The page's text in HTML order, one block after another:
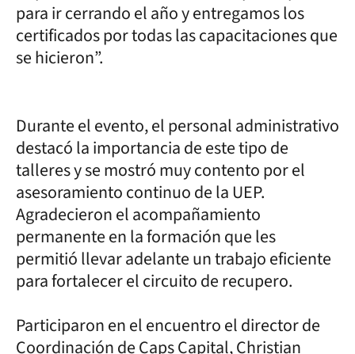
para ir cerrando el año y entregamos los
certificados por todas las capacitaciones que
se hicieron”.
Durante el evento, el personal administrativo
destacó la importancia de este tipo de
talleres y se mostró muy contento por el
asesoramiento continuo de la UEP.
Agradecieron el acompañamiento
permanente en la formación que les
permitió llevar adelante un trabajo eficiente
para fortalecer el circuito de recupero.
Participaron en el encuentro el director de
Coordinación de Caps Capital, Christian